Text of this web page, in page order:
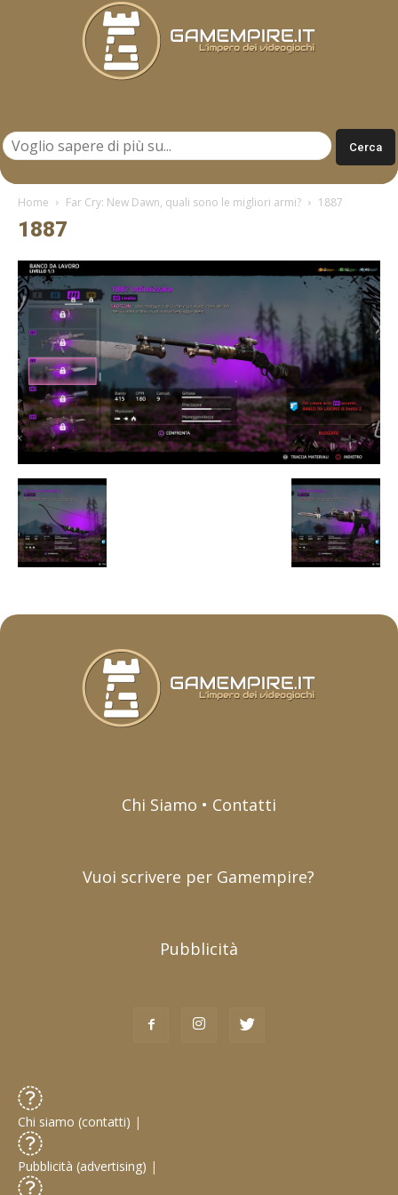
Home Far Cry: New Dawn, quali sono le migliori armi? 1887
1887
Chi Siamo • Contatti
Vuoi scrivere per Gamempire?
Pubblicità
Chi siamo (contatti) |
Pubblicità (advertising) |